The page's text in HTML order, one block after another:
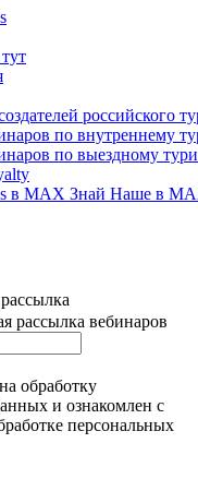
российского
по внутреннему
по выездному
в MAX Знай Наше в
рассылка вебинаров
на обработку
и ознакомлен с
персональных